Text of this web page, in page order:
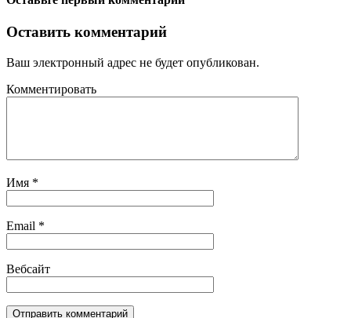
Оставить комментарий
Ваш электронный адрес не будет опубликован.
Комментировать
Имя *
Email *
Вебсайт